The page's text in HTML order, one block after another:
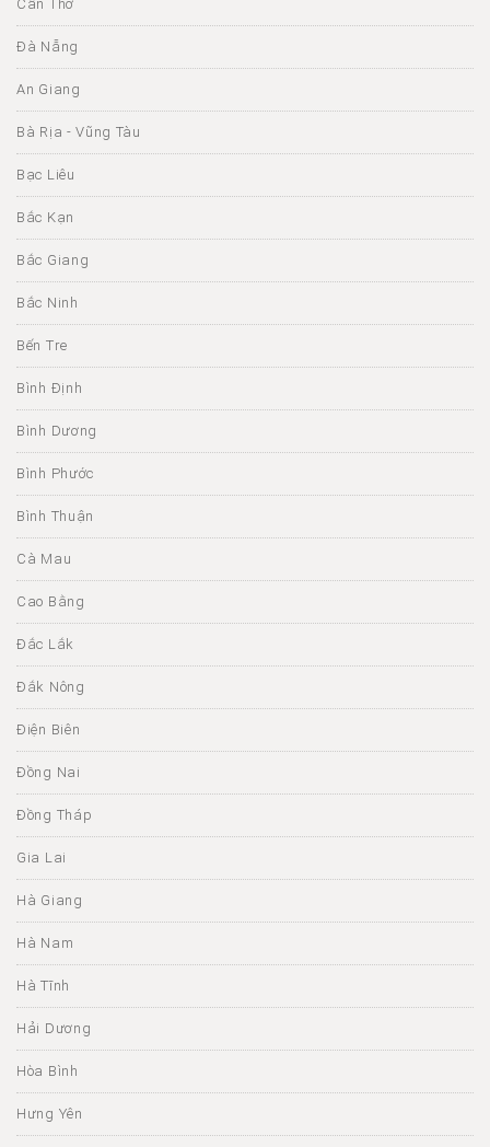
Cần Thơ
Đà Nẵng
An Giang
Bà Rịa - Vũng Tàu
Bạc Liêu
Bắc Kạn
Bắc Giang
Bắc Ninh
Bến Tre
Bình Định
Bình Dương
Bình Phước
Bình Thuận
Cà Mau
Cao Bằng
Đắc Lắk
Đắk Nông
Điện Biên
Đồng Nai
Đồng Tháp
Gia Lai
Hà Giang
Hà Nam
Hà Tĩnh
Hải Dương
Hòa Bình
Hưng Yên